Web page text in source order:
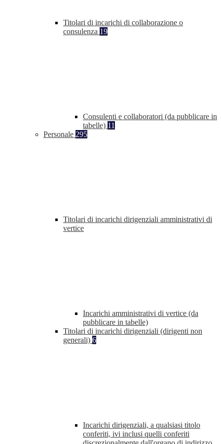
Titolari di incarichi di collaborazione o
consulenza 19
Consulenti e collaboratori (da pubblicare in
tabelle) 11
Personale 295
Titolari di incarichi dirigenziali amministrativi di
vertice
Incarichi amministrativi di vertice (da
pubblicare in tabelle)
Titolari di incarichi dirigenziali (dirigenti non
generali) 6
Incarichi dirigenziali, a qualsiasi titolo
conferiti, ivi inclusi quelli conferiti